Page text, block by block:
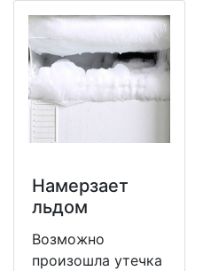
Намерзает
льдом
Возможно
произошла утечка